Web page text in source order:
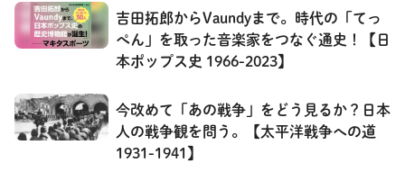
吉田拓郎からVaundyまで。時代の「てっ
ぺん」を取った音楽家をつなぐ通史！【日
本ポップス史 1966-2023】
今改めて「あの戦争」をどう見るか？日本
人の戦争観を問う。【太平洋戦争への道
1931-1941】